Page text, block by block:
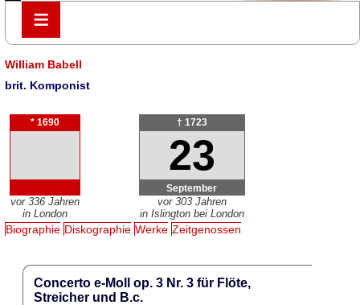
≡
≡
William Babell
brit. Komponist
* 1690
vor 336 Jahren
in London
† 1723
23
September
vor 303 Jahren
in Islington bei London
Biographie Diskographie Werke Zeitgenossen
Concerto e-Moll op. 3 Nr. 3 für Flöte,
Streicher und B.c.